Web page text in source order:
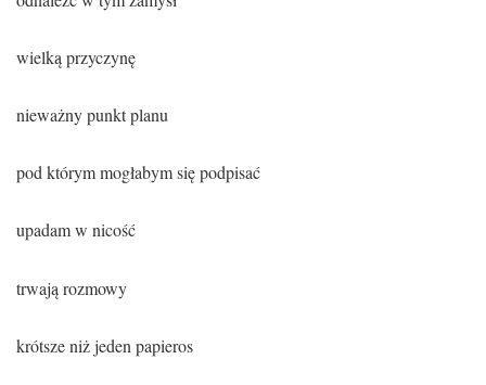
wielką przyczynę
nieważny punkt planu
pod którym mogłabym się podpisać
upadam w nicość
trwają rozmowy
krótsze niż jeden papieros